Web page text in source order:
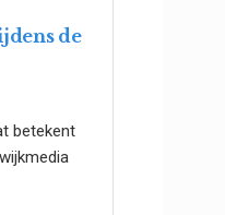
de
betekent